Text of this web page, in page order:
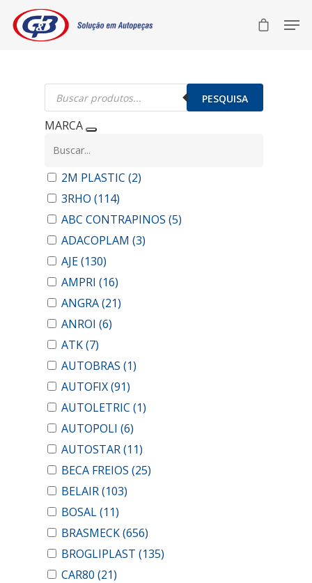
Pesquisar
produtos PESQUISA
MARCA
2M PLASTIC (2)
3RHO (114)
ABC CONTRAPINOS (5)
ADACOPLAM (3)
AJE(130)
AMPRI (16)
ANGRA(21)
ANROI (6)
ATK(7)
AUTOBRAS (1)
AUTOFIX(91)
AUTOLETRIC (1)
AUTOPOLI (6)
AUTOSTAR(11)
BECA FREIOS (25)
BELAIR(103)
BOSAL(11)
BRASMECK(656)
BROGLIPLAST (135)
CAR80 (21)